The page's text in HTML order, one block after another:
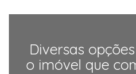
Diversas
o imóvel que